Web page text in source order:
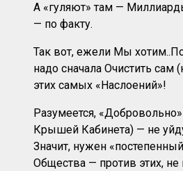
А «гуляют» там —
— по факту.
Так вот, ежели Мы
надо сначала Очистить сам
этих самых «Наслоений»!
Разумеется,
Крышей Кабинета) — не
Значит, нужен
Общества — против этих,